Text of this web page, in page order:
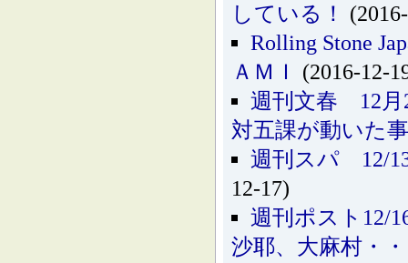
している！
Rolling Stone
ＡＭＩ
(2016-12-
週刊文春 12月
対五課が動いた
週刊スパ 12/
12-17)
週刊ポスト12/
沙耶、大麻村・